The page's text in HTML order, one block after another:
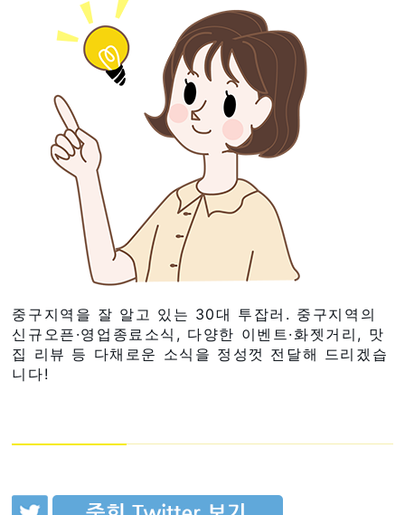
중구지역을 잘 알고 있는 30대 투잡러. 중구지역의
신규오픈·영업종료소식, 다양한 이벤트·화젯거리, 맛
집 리뷰 등 다채로운 소식을 정성껏 전달해 드리겠습
니다!